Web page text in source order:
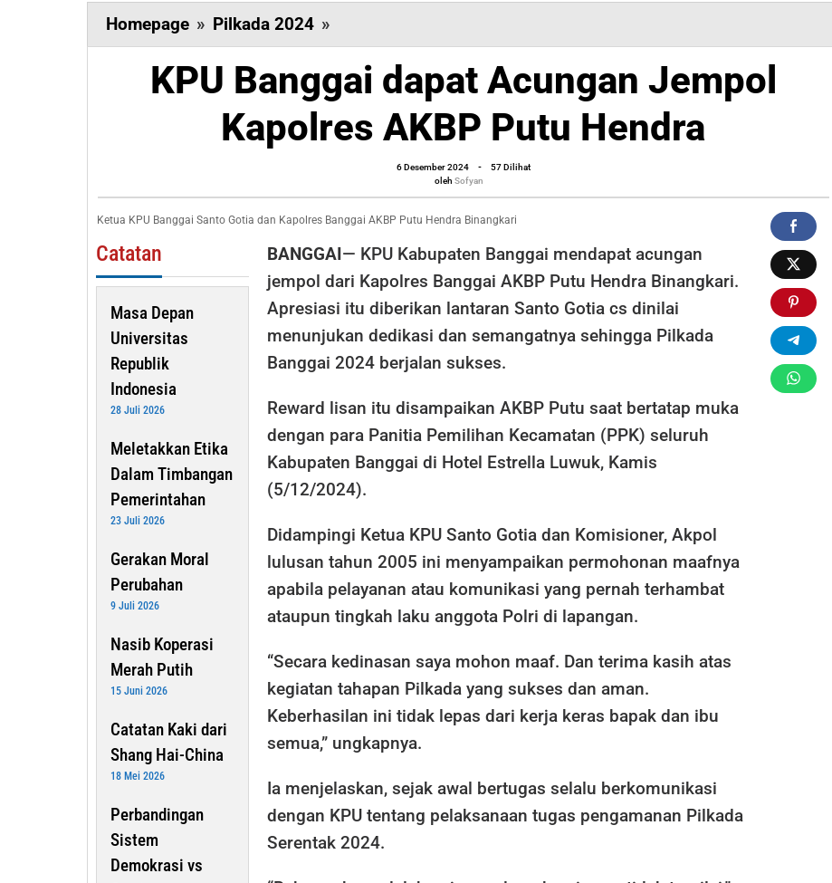
Homepage » Pilkada 2024 »
Banggai
dapat
Acungan
Jempol
Putu
Hendra
KPU Banggai dapat Acungan Jempol
Kapolres AKBP Putu Hendra
6 Desember 2024
oleh
Sofyan
-
57 Dilihat
oleh Sofyan
Ketua KPU Banggai Santo Gotia dan Kapolres Banggai AKBP Putu Hendra Binangkari
Catatan
Masa Depan
Universitas
Republik
Indonesia
28 Juli 2026
Meletakkan Etika
Dalam Timbangan
Pemerintahan
23 Juli 2026
Gerakan Moral
Perubahan
9 Juli 2026
Nasib Koperasi
Merah Putih
15 Juni 2026
Catatan Kaki dari
Shang Hai-China
18 Mei 2026
Perbandingan
Sistem
Demokrasi vs
BANGGAI— KPU Kabupaten Banggai mendapat acungan
jempol dari Kapolres Banggai AKBP Putu Hendra Binangkari.
Apresiasi itu diberikan lantaran Santo Gotia cs dinilai
menunjukan dedikasi dan semangatnya sehingga Pilkada
Banggai 2024 berjalan sukses.
Reward lisan itu disampaikan AKBP Putu saat bertatap muka
dengan para Panitia Pemilihan Kecamatan (PPK) seluruh
Kabupaten Banggai di Hotel Estrella Luwuk, Kamis
(5/12/2024).
Didampingi Ketua KPU Santo Gotia dan Komisioner, Akpol
lulusan tahun 2005 ini menyampaikan permohonan maafnya
apabila pelayanan atau komunikasi yang pernah terhambat
ataupun tingkah laku anggota Polri di lapangan.
“Secara kedinasan saya mohon maaf. Dan terima kasih atas
kegiatan tahapan Pilkada yang sukses dan aman.
Keberhasilan ini tidak lepas dari kerja keras bapak dan ibu
semua,” ungkapnya.
Ia menjelaskan, sejak awal bertugas selalu berkomunikasi
dengan KPU tentang pelaksanaan tugas pengamanan Pilkada
Serentak 2024.